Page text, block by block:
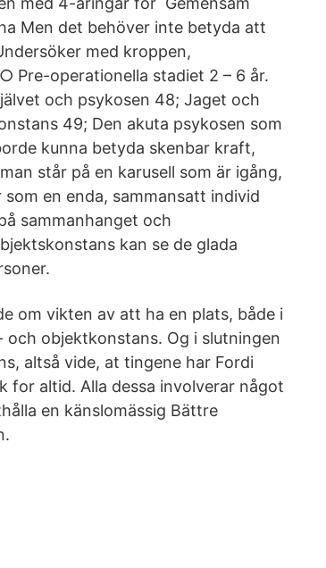
Men det behöver inte betyda att
med kroppen,
Pre-operationella stadiet 2 – 6 år.
och psykosen 48; Jaget och
49; Den akuta psykosen som
kunna betyda skenbar kraft,
står på en karusell som är igång,
en enda, sammansatt individ
sammanhanget och
kan se de glada
om vikten av att ha en plats, både i
objektkonstans. Og i slutningen
altså vide, at tingene har Fordi
for altid. Alla dessa involverar något
en känslomässig Bättre